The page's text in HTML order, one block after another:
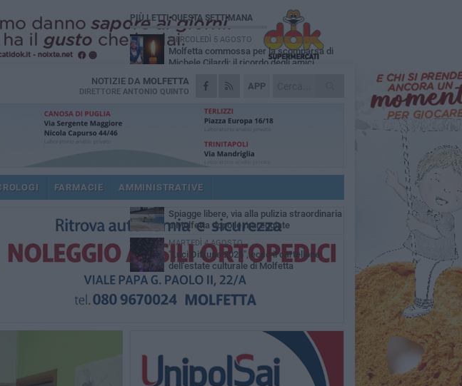
APP
NOTIZIE DA MOLFETTA
DIRETTORE ANTONIO QUINTO
FARMACIE AMMINISTRATIVE
PIÙ LETTI QUESTA SETTIMANA
MERCOLEDÌ 5 AGOSTO
Molfetta commossa per la scomparsa di
Michele Cilardi: il ricordo degli amici
GIOVEDÌ 6 AGOSTO
Marittimo molfettese muore a bordo di un
GIOVEDÌ 6 AGOSTO
maestra della sartoria molfettese
MERCOLEDÌ 5 AGOSTO
Multiservizi, nominato il nuovo Consiglio di
Amministrazione
VENERDÌ 7 AGOSTO
Spiagge libere, via alla pulizia straordinaria
a Molfetta dopo le mareggiate
MARTEDÌ 4 AGOSTO
"Luci Diffuse 2026", ecco il cartellone
dell'estate culturale di Molfetta